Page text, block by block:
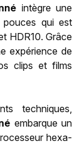
intègre une
pouces qui est
HDR10. Grâce
expérience de
clips et films
techniques,
embarque un
hexa-